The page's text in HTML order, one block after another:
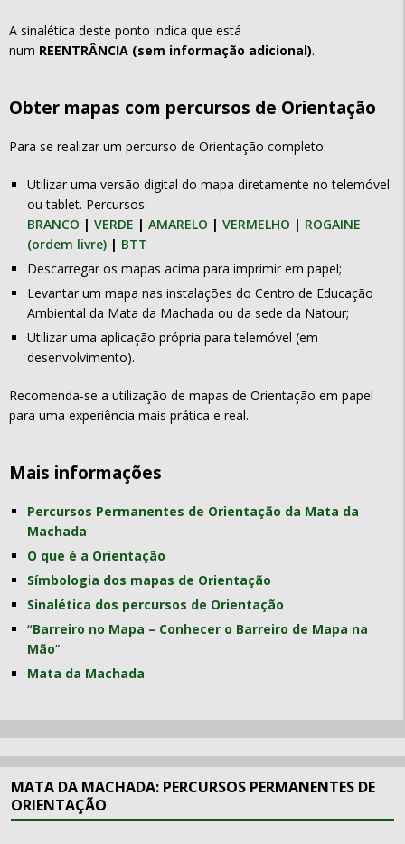
A sinalética deste ponto indica que está
num REENTRÂNCIA (sem informação adicional).
Obter mapas com percursos de Orientação
Para se realizar um percurso de Orientação completo:
Utilizar uma versão digital do mapa diretamente no telemóvel
ou tablet. Percursos:
BRANCO | VERDE | AMARELO | VERMELHO | ROGAINE
(ordem livre) | BTT
Descarregar os mapas acima para imprimir em papel;
Levantar um mapa nas instalações do Centro de Educação
Ambiental da Mata da Machada ou da sede da Natour;
Utilizar uma aplicação própria para telemóvel (em
desenvolvimento).
Recomenda-se a utilização de mapas de Orientação em papel
para uma experiência mais prática e real.
Mais informações
Percursos Permanentes de Orientação da Mata da
Machada
O que é a Orientação
Símbologia dos mapas de Orientação
Sinalética dos percursos de Orientação
“Barreiro no Mapa – Conhecer o Barreiro de Mapa na
Mão“
Mata da Machada
MATA DA MACHADA: PERCURSOS PERMANENTES DE
ORIENTAÇÃO